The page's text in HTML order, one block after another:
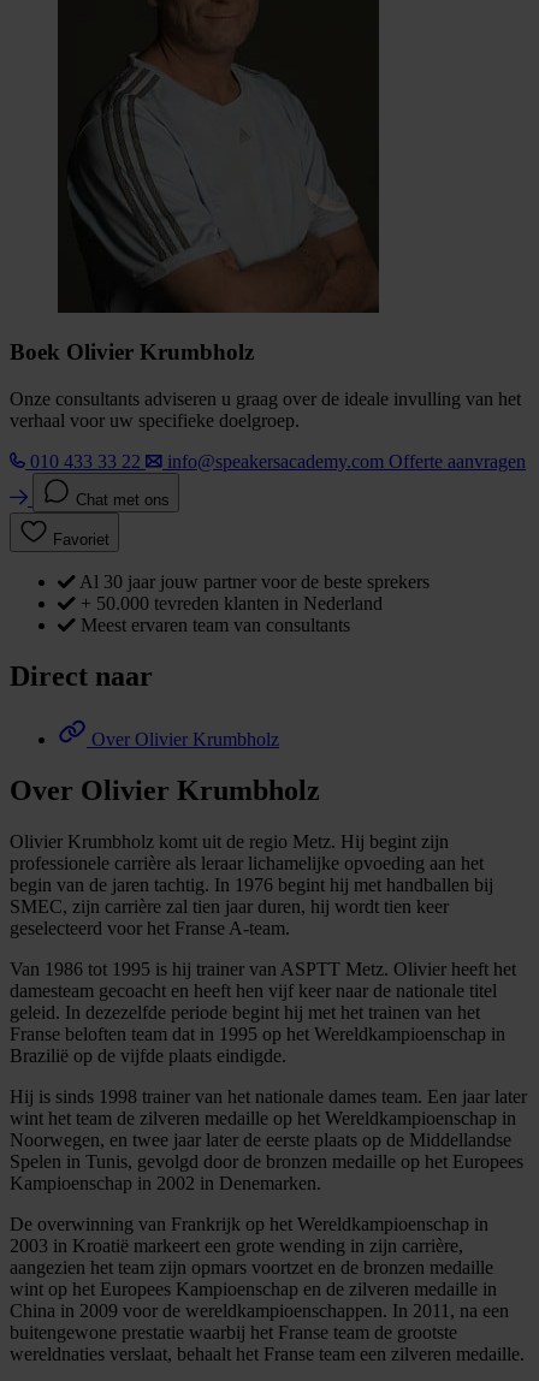
Boek Olivier Krumbholz
Onze consultants adviseren u graag over de ideale invulling van het
verhaal voor uw specifieke doelgroep.
010 433 33 22
info@speakersacademy.com Offerte aanvragen
Chat met ons
Favoriet
Al 30 jaar jouw partner voor de beste sprekers
+ 50.000 tevreden klanten in Nederland
Meest ervaren team van consultants
Direct naar
Over Olivier Krumbholz
Over Olivier Krumbholz
Olivier Krumbholz komt uit de regio Metz. Hij begint zijn
professionele carrière als leraar lichamelijke opvoeding aan het
begin van de jaren tachtig. In 1976 begint hij met handballen bij
SMEC, zijn carrière zal tien jaar duren, hij wordt tien keer
geselecteerd voor het Franse A-team.
Van 1986 tot 1995 is hij trainer van ASPTT Metz. Olivier heeft het
damesteam gecoacht en heeft hen vijf keer naar de nationale titel
geleid. In dezezelfde periode begint hij met het trainen van het
Franse beloften team dat in 1995 op het Wereldkampioenschap in
Brazilië op de vijfde plaats eindigde.
Hij is sinds 1998 trainer van het nationale dames team. Een jaar later
wint het team de zilveren medaille op het Wereldkampioenschap in
Noorwegen, en twee jaar later de eerste plaats op de Middellandse
Spelen in Tunis, gevolgd door de bronzen medaille op het Europees
Kampioenschap in 2002 in Denemarken.
De overwinning van Frankrijk op het Wereldkampioenschap in
2003 in Kroatië markeert een grote wending in zijn carrière,
aangezien het team zijn opmars voortzet en de bronzen medaille
wint op het Europees Kampioenschap en de zilveren medaille in
China in 2009 voor de wereldkampioenschappen. In 2011, na een
buitengewone prestatie waarbij het Franse team de grootste
wereldnaties verslaat, behaalt het Franse team een zilveren medaille.